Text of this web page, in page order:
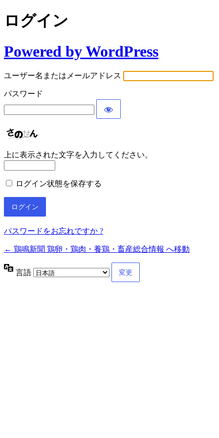
ログイン
Powered by WordPress
ユーザー名またはメールアドレス
パスワード
上に表示された文字を入力してください。
ログイン状態を保存する
パスワードをお忘れですか ?
← 鶏鳴新聞 鶏卵・鶏肉・養鶏・畜産総合情報 へ移動
言語